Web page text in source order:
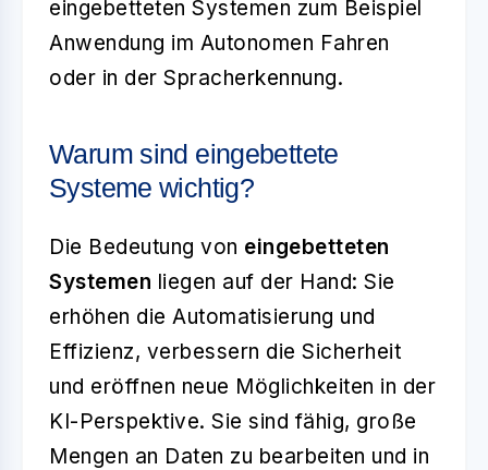
eingebetteten Systemen zum Beispiel
Anwendung im Autonomen Fahren
oder in der Spracherkennung.
Warum sind eingebettete
Systeme wichtig?
Die Bedeutung von eingebetteten
Systemen liegen auf der Hand: Sie
erhöhen die Automatisierung und
Effizienz, verbessern die Sicherheit
und eröffnen neue Möglichkeiten in der
KI-Perspektive. Sie sind fähig, große
Mengen an Daten zu bearbeiten und in